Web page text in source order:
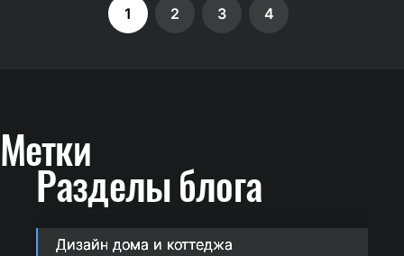
1 2 3 4
Разделы блога
Дизайн дома и коттеджа
Метки